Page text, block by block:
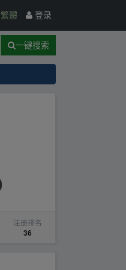
繁體 登录
一键搜索
注册排名
36